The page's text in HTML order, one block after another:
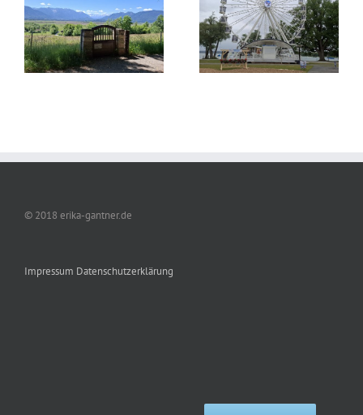
Astrologisch durch das
Jahr – Juli 2026
Astrologisch durch das
Jahr – Juni 2026
© 2018 erika-gantner.de
Impressum Datenschutzerklärung